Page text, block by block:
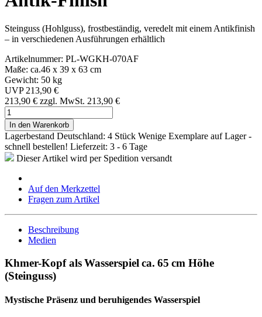
Steinguss (Hohlguss), frostbeständig, veredelt mit einem Antikfinish
– in verschiedenen Ausführungen erhältlich
Artikelnummer: PL-WGKH-070AF
Maße: ca.46 x 39 x 63 cm
Gewicht: 50 kg
UVP 213,90 €
213,90 € zzgl. MwSt. 213,90 €
In den Warenkorb
Lagerbestand Deutschland: 4 Stück Wenige Exemplare auf Lager -
schnell bestellen! Lieferzeit: 3 - 6 Tage
Dieser Artikel wird per Spedition versandt
Auf den Merkzettel
Fragen zum Artikel
Beschreibung
Medien
Khmer-Kopf als Wasserspiel ca. 65 cm Höhe
(Steinguss)
Mystische Präsenz und beruhigendes Wasserspiel